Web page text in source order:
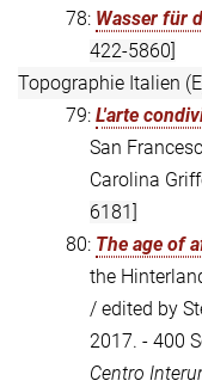
78: Wasser für
422-5860]
Topographie Italien
79: L'arte
San
Carolina
6181]
80: The age of
the
/ edited by
2017. - 400
Centro